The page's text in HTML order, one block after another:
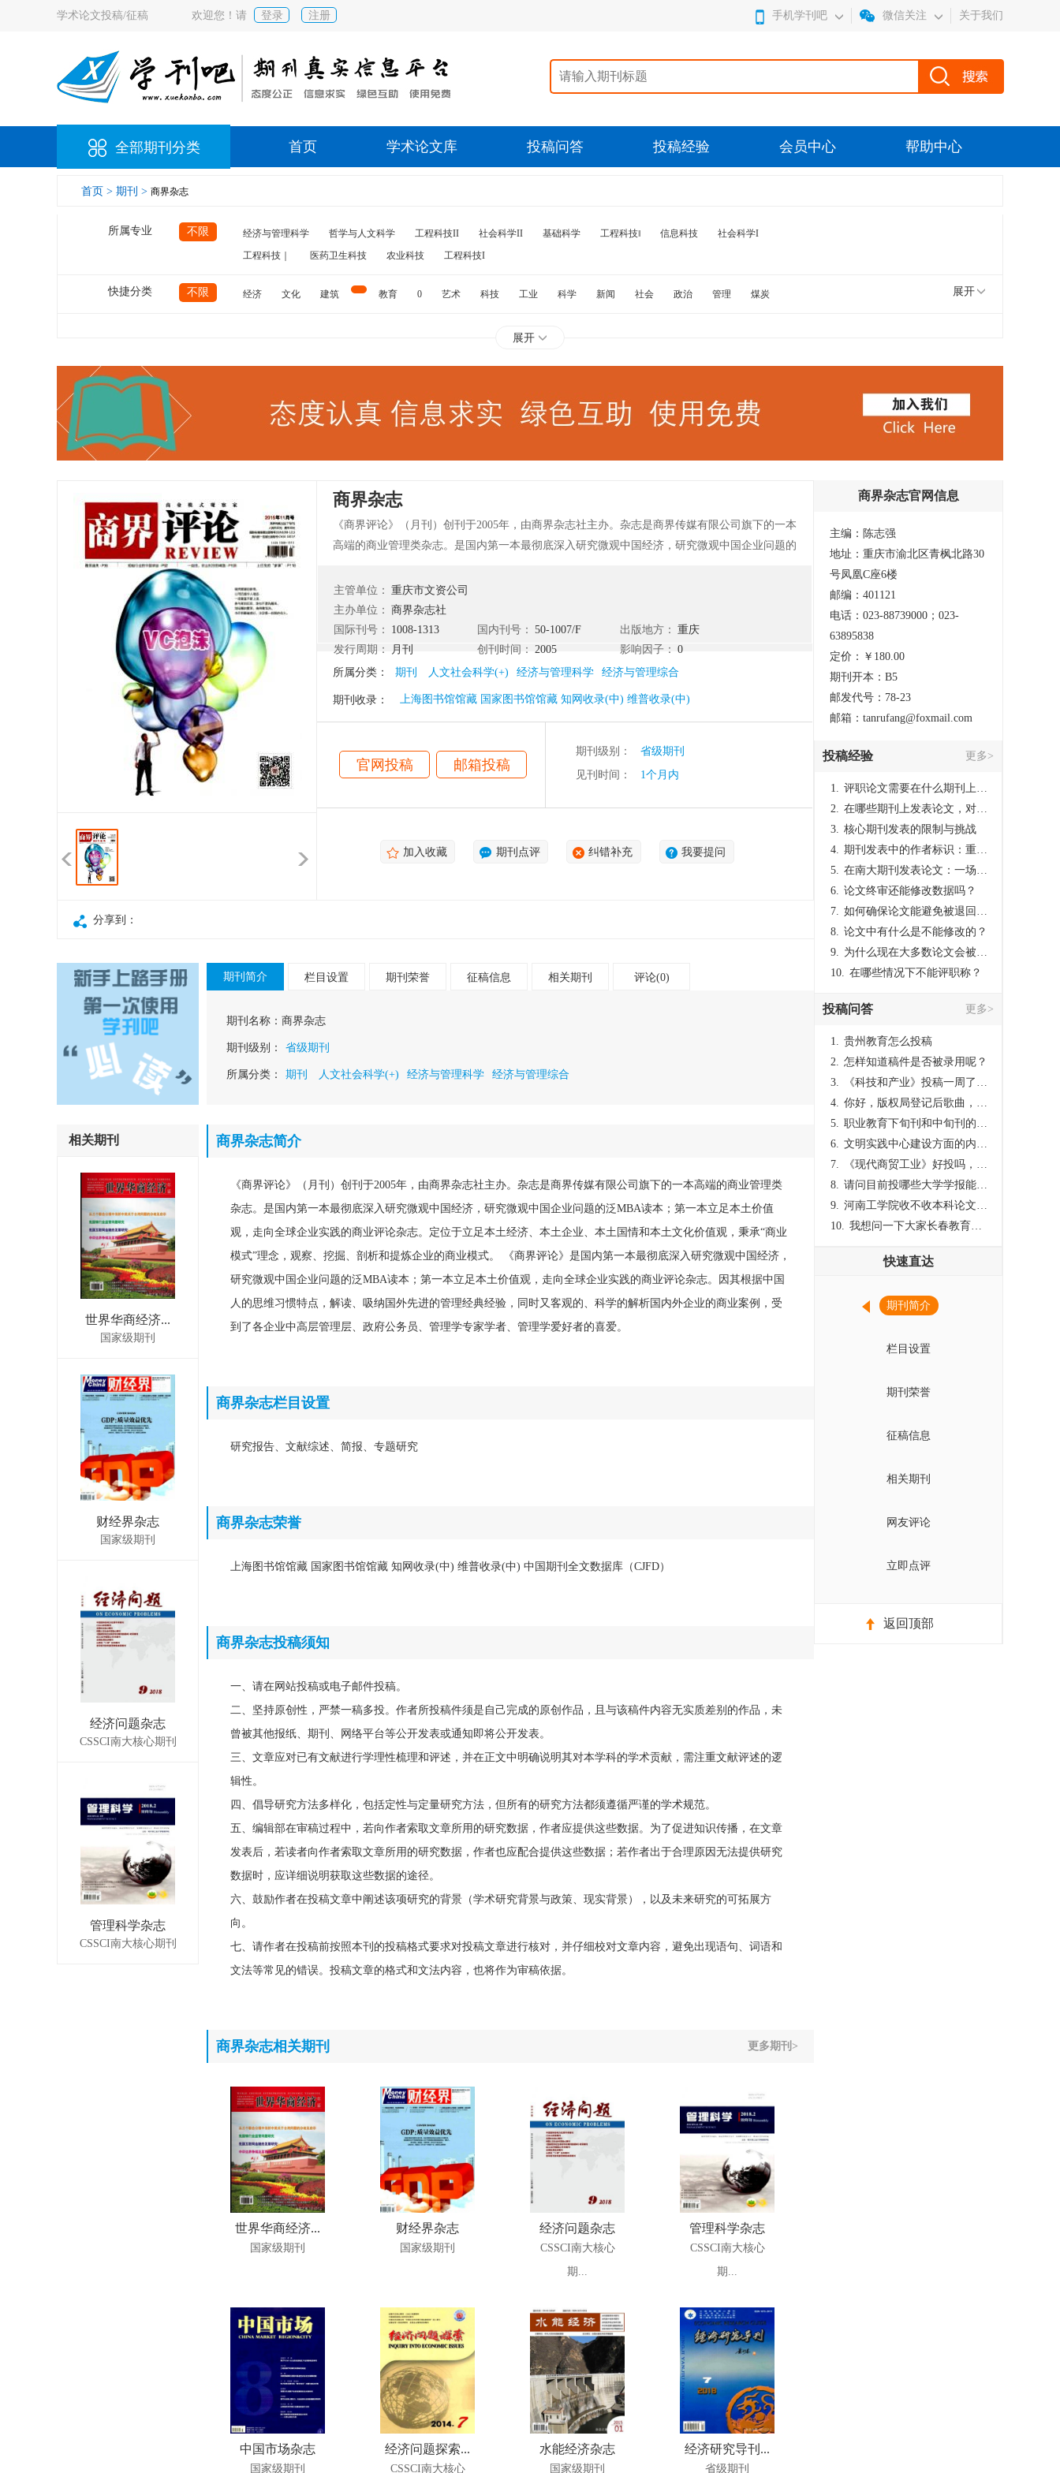
学术论文投稿/征稿 欢迎您！请 登录 注册 手机学刊吧 微信关注 关于我们
全部期刊分类 首页 学术论文库 投稿问答 投稿经验 会员中心 帮助中心
首页 > 期刊 > 商界杂志
所属专业 不限 经济与管理科学 哲学与人文科学 工程科技II 社会科学II 基础科学 工程科技‖ 信息科技
社会科学I
工程科技｜
医药卫生科技 农业科技 工程科技I
快捷分类 不限 经济 文化 建筑 教育 0 艺术 科技 工业 科学 新闻 社会 政治 管理
煤炭
展开
展开
商界杂志
《商界评论》（月刊）创刊于2005年，由商界杂志社主办。杂志是商界传媒有限公司旗下的一本
高端的商业管理类杂志。是国内第一本最彻底深入研究微观中国经济，研究微观中国企业问题的
济、本土企业、本土国情和本土文化价值观，秉承“商业模式”理念，观察、挖掘、剖析和提炼企
业的商业模式。 《商界评论》是国内第一本最彻底深入研究微观中国经济，研究微观中国企业
问题的泛MBA读本；第一本立足本土价值观，走向全球企业实践的商业评论杂志。因其根据中
国人的思维习惯特点，解读、吸纳国外先进的管理经典经验，同时又客观的、科学的解析国内外
企业的商业案例，受到了各企业中高层管理层、政府公务员、管理学专家学者、管理学爱好者的
主管单位： 重庆市文资公司
主办单位： 商界杂志社
国际刊号：
1008-1313 国内刊号： 50-1007/F 出版地方：
重庆
发行周期：
月刊 创刊时间： 2005 影响因子：
0
所属分类：
期刊 人文社会科学(+) 经济与管理科学 经济与管理综合
期刊收录： 上海图书馆馆藏 国家图书馆馆藏 知网收录(中) 维普收录(中)
官网投稿 邮箱投稿
期刊级别：
省级期刊
见刊时间：
1个月内
加入收藏 期刊点评 纠错补充 我要提问
分享到：
相关期刊
世界华商经济...
国家级期刊
财经界杂志
国家级期刊
经济问题杂志
CSSCI南大核心期刊
管理科学杂志
CSSCI南大核心期刊
期刊简介 栏目设置 期刊荣誉 征稿信息 相关期刊 评论(0)
期刊名称： 商界杂志
期刊级别： 省级期刊
所属分类： 期刊 人文社会科学(+) 经济与管理科学 经济与管理综合
商界杂志简介
《商界评论》（月刊）创刊于2005年，由商界杂志社主办。杂志是商界传媒有限公司旗下的一本高端的商业管理类
杂志。是国内第一本最彻底深入研究微观中国经济，研究微观中国企业问题的泛MBA读本；第一本立足本土价值
观，走向全球企业实践的商业评论杂志。定位于立足本土经济、本土企业、本土国情和本土文化价值观，秉承“商业
模式”理念，观察、挖掘、剖析和提炼企业的商业模式。 《商界评论》是国内第一本最彻底深入研究微观中国经济，
研究微观中国企业问题的泛MBA读本；第一本立足本土价值观，走向全球企业实践的商业评论杂志。因其根据中国
人的思维习惯特点，解读、吸纳国外先进的管理经典经验，同时又客观的、科学的解析国内外企业的商业案例，受
到了各企业中高层管理层、政府公务员、管理学专家学者、管理学爱好者的喜爱。
商界杂志栏目设置
研究报告、文献综述、简报、专题研究
商界杂志荣誉
上海图书馆馆藏 国家图书馆馆藏 知网收录(中) 维普收录(中) 中国期刊全文数据库（CJFD）
商界杂志投稿须知
一、请在网站投稿或电子邮件投稿。
二、坚持原创性，严禁一稿多投。作者所投稿件须是自己完成的原创作品，且与该稿件内容无实质差别的作品，未
曾被其他报纸、期刊、网络平台等公开发表或通知即将公开发表。
三、文章应对已有文献进行学理性梳理和评述，并在正文中明确说明其对本学科的学术贡献，需注重文献评述的逻
辑性。
四、倡导研究方法多样化，包括定性与定量研究方法，但所有的研究方法都须遵循严谨的学术规范。
五、编辑部在审稿过程中，若向作者索取文章所用的研究数据，作者应提供这些数据。为了促进知识传播，在文章
发表后，若读者向作者索取文章所用的研究数据，作者也应配合提供这些数据；若作者出于合理原因无法提供研究
数据时，应详细说明获取这些数据的途径。
六、鼓励作者在投稿文章中阐述该项研究的背景（学术研究背景与政策、现实背景），以及未来研究的可拓展方
向。
七、请作者在投稿前按照本刊的投稿格式要求对投稿文章进行核对，并仔细校对文章内容，避免出现语句、词语和
文法等常见的错误。投稿文章的格式和文法内容，也将作为审稿依据。
商界杂志相关期刊 更多期刊>
世界华商经济...
国家级期刊
财经界杂志
国家级期刊
经济问题杂志
CSSCI南大核心
期...
管理科学杂志
CSSCI南大核心
期...
中国市场杂志
国家级期刊
经济问题探索...
CSSCI南大核心
水能经济杂志
国家级期刊
经济研究导刊...
省级期刊
商界杂志官网信息
主编：陈志强
地址：重庆市渝北区青枫北路30
号凤凰C座6楼
邮编：401121
电话：023-88739000；023-
63895838
定价：￥180.00
期刊开本：B5
邮发代号：78-23
邮箱：tanrufang@foxmail.com
投稿经验 更多>
1. 评职论文需要在什么期刊上发表？
2. 在哪些期刊上发表论文，对考研有优势？
3. 核心期刊发表的限制与挑战
4. 期刊发表中的作者标识：重要性与实践
5. 在南大期刊发表论文：一场知识探索与学术成就的旅程
6. 论文终审还能修改数据吗？
7. 如何确保论文能避免被退回：关键条件与策略
8. 论文中有什么是不能修改的？
9. 为什么现在大多数论文会被评判为AI撰写？（深度剖析查重机制下的困境与出路）
10. 在哪些情况下不能评职称？
投稿问答 更多>
1. 贵州教育怎么投稿
2. 怎样知道稿件是否被录用呢？
3.
《科技和产业》投稿一周了仍是“已发回执”状态，这是什么意思？什么时候外审？
4. 你好，版权局登记后歌曲，这里能否发表
5. 职业教育下旬刊和中旬刊的国内刊号一样，他们有什么区别，两本刊物都是真的吗？
6. 文明实践中心建设方面的内容适合那种期刊
7.
《现代商贸工业》好投吗，版面费多少？
8. 请问目前投哪些大学学报能较快出刊啊
9. 河南工学院收不收本科论文呀？
10. 我想问一下大家长春教育学院学报是本科学报吗？
快速直达
期刊简介
栏目设置
期刊荣誉
征稿信息
相关期刊
网友评论
立即点评
返回顶部